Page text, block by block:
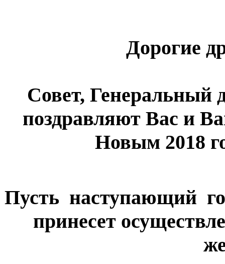
Дорогие
Совет, Генеральный
поздравляют Вас и
Новым 2018
Пусть наступающий
принесет